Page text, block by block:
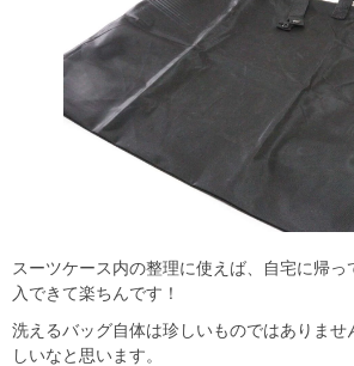
スーツケース内の整理に使えば、自宅に帰っ
入できて楽ちんです！
洗えるバッグ自体は珍しいものではありませ
しいなと思います。